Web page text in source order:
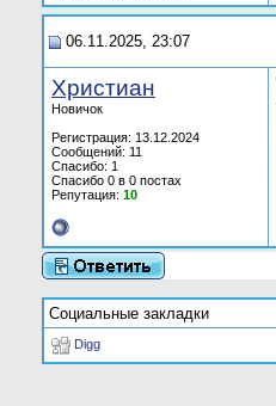
06.11.2025, 23:07
Христиан
Новичок
Регистрация: 13.12.2024
Сообщений: 11
Спасибо: 1
Спасибо 0 в 0 постах
Репутация: 10
Социальные закладки
Digg